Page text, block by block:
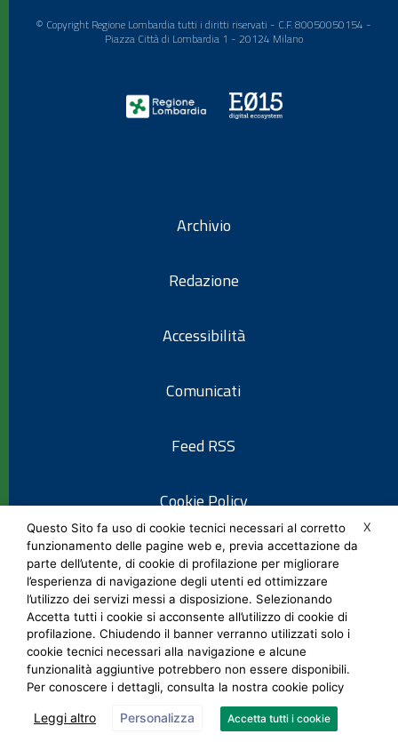
© Copyright Regione Lombardia tutti i diritti riservati - C.F. 80050050154 -
Piazza Città di Lombardia 1 - 20124 Milano
Archivio
Redazione
Accessibilità
Comunicati
Feed RSS
Cookie Policy
Informativa privacy
Note legali
Social Media Policy
X
Questo Sito fa uso di cookie tecnici necessari al corretto
funzionamento delle pagine web e, previa accettazione da
parte dell’utente, di cookie di profilazione per migliorare
l’esperienza di navigazione degli utenti ed ottimizzare
l’utilizzo dei servizi messi a disposizione. Selezionando
Accetta tutti i cookie si acconsente all’utilizzo di cookie di
profilazione. Chiudendo il banner verranno utilizzati solo i
cookie tecnici necessari alla navigazione e alcune
funzionalità aggiuntive potrebbero non essere disponibili.
Per conoscere i dettagli, consulta la nostra cookie policy
Leggi altro Personalizza Accetta tutti i cookie